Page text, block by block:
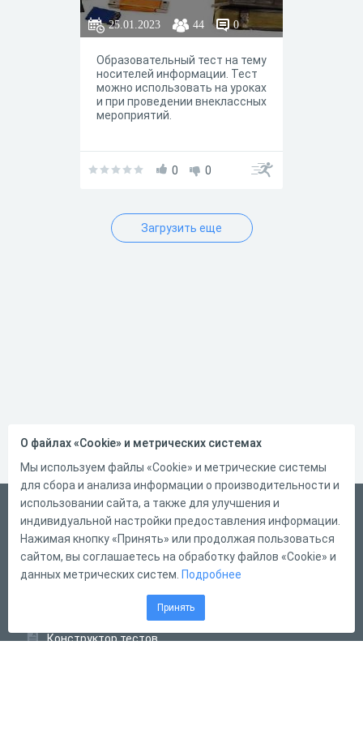
25.01.2023 44 0
Образовательный тест на тему
носителей информации. Тест
можно использовать на уроках
и при проведении внеклассных
мероприятий.
0 0
Загрузить еще
Русский
Справка
Форма обратной связи
Конструктор тестов
О файлах «Cookie» и метрических системах
Мы используем файлы «Cookie» и метрические системы
для сбора и анализа информации о производительности и
использовании сайта, а также для улучшения и
индивидуальной настройки предоставления информации.
Нажимая кнопку «Принять» или продолжая пользоваться
сайтом, вы соглашаетесь на обработку файлов «Cookie» и
данных метрических систем. Подробнее
Принять